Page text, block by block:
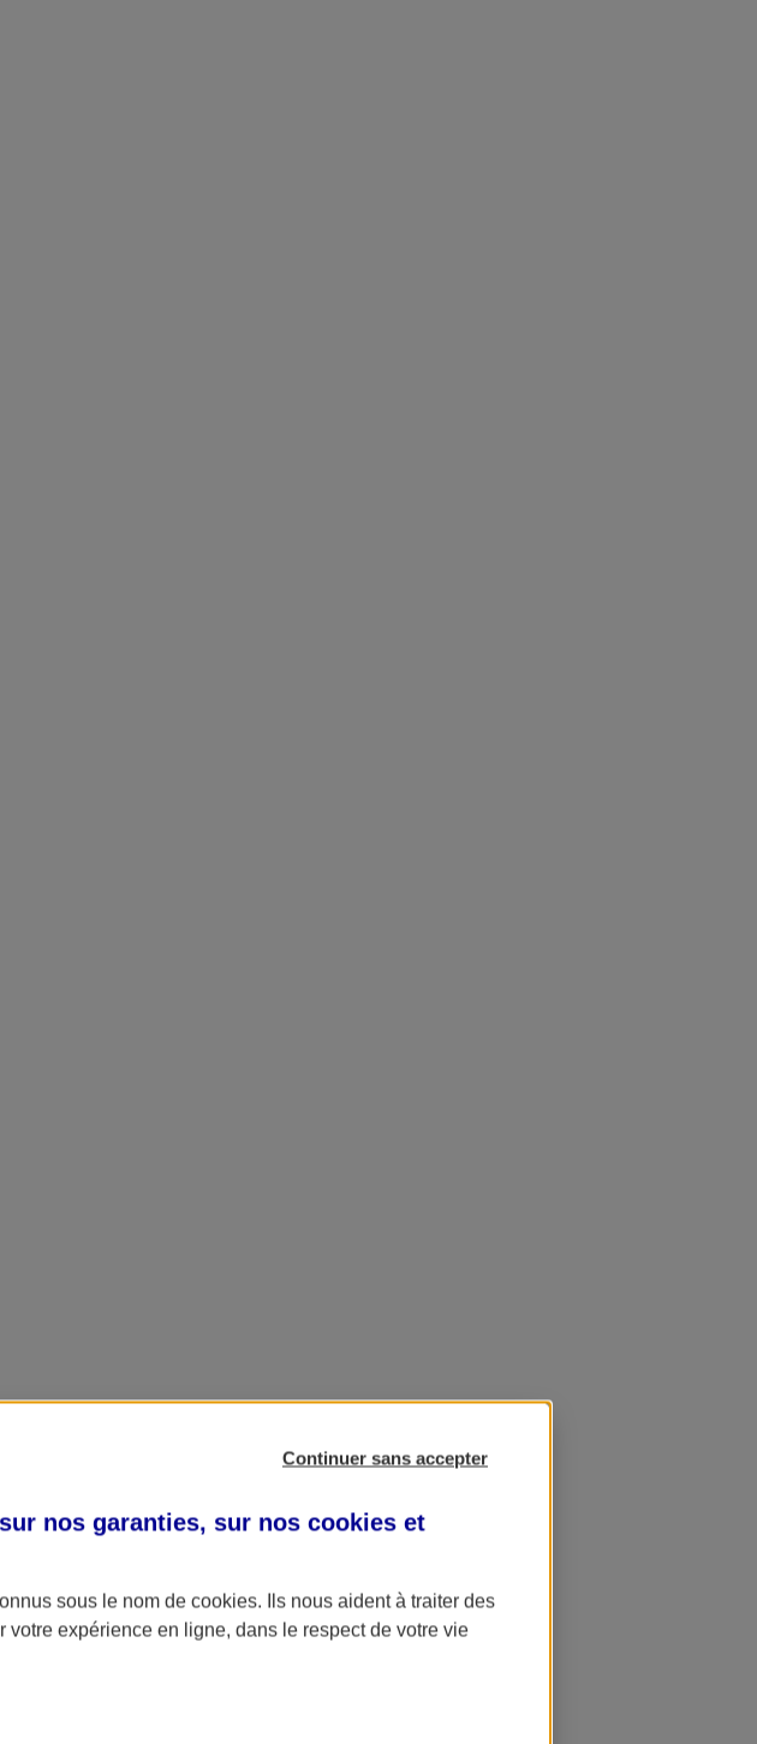
Continuer sans accepter
nos garanties, sur nos cookies et
sous le nom de cookies. Ils nous aident à traiter des
expérience en ligne, dans le respect de votre vie